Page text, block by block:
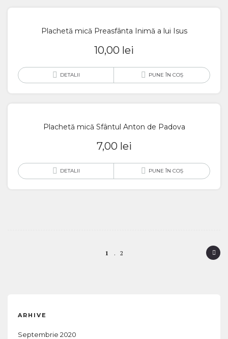
Plachetă mică Preasfânta Inimă a lui Isus
10,00 lei
DETALII PUNE ÎN COȘ
Plachetă mică Sfântul Anton de Padova
7,00 lei
DETALII PUNE ÎN COȘ
1 2
ARHIVE
Septembrie 2020